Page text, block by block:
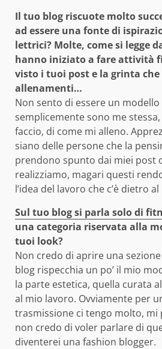
Il tuo blog riscuote molto
ad essere una fonte di
lettrici? Molte, come si legge
hanno iniziato a fare attività
visto i tuoi post e la grinta
allenamenti…
Non sento di essere un
semplicemente sono me
faccio, di come mi alleno.
siano delle persone che la
prendono spunto dai miei post
realizziamo, magari questi
l’idea del lavoro che c’è dietro
Sul tuo blog si parla solo di
una categoria riservata alla
tuoi look?
Non credo di aprire una
blog rispecchia un po’ il mio
la parte estetica, quella curata
al mio lavoro. Ovviamente per
trasmissione ci tengo molto, mi
non credo di voler parlare di
diventerei una fashion blogger.